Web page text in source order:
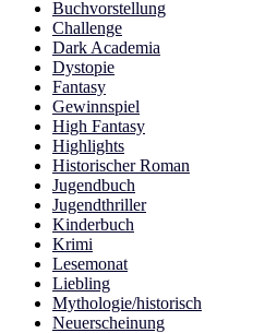
Buchvorstellung
Challenge
Dark Academia
Dystopie
Fantasy
Gewinnspiel
High Fantasy
Highlights
Historischer Roman
Jugendbuch
Jugendthriller
Kinderbuch
Krimi
Lesemonat
Liebling
Mythologie/historisch
Neuerscheinung